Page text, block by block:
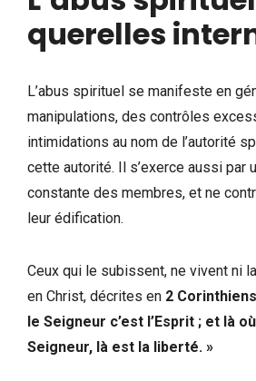
querelles
L’abus spirituel se manifeste en
manipulations, des contrôles
intimidations au nom de l’autorité
cette autorité. Il s’exerce aussi par
constante des membres, et ne
leur édification.
Ceux qui le subissent, ne vivent ni
en Christ, décrites en 2
le Seigneur c’est l’Esprit ; et là
Seigneur, là est la liberté. »